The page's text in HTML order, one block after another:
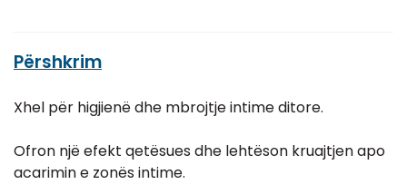
Përshkrim
Xhel për higjienë dhe mbrojtje intime ditore.
Ofron një efekt qetësues dhe lehtëson kruajtjen apo
acarimin e zonës intime.